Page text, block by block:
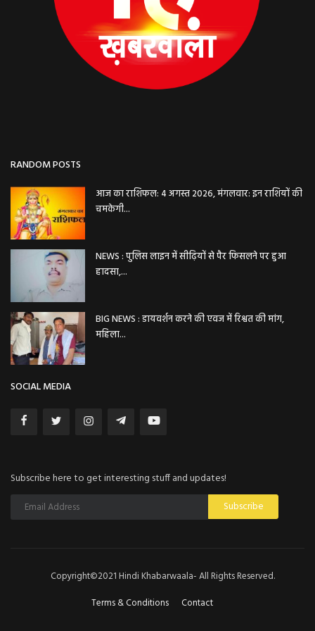
RANDOM POSTS
आज का राशिफल: 4 अगस्त 2026, मंगलवार: इन राशियों की
चमकेगी...
NEWS : पुलिस लाइन में सीढ़ियों से पैर फिसलने पर हुआ
हादसा,...
BIG NEWS : डायवर्शन करने की एवज में रिश्वत की मांग,
महिला...
SOCIAL MEDIA
Subscribe here to get interesting stuff and updates!
Subscribe
Copyright©2021 Hindi Khabarwaala- All Rights Reserved.
Terms & Conditions
Contact